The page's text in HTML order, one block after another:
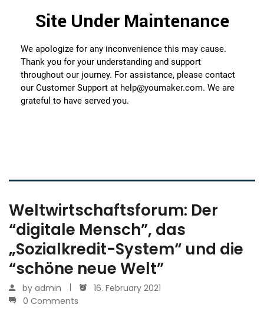
Weltwirtschaftsforum: Der
“digitale Mensch”, das
„Sozialkredit-System“ und die
“schöne neue Welt”
by admin
16. February 2021
0 Comments